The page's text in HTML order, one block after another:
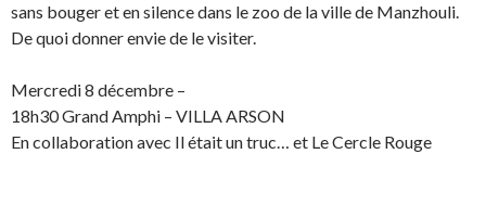
sans bouger et en silence dans le zoo de la ville de Manzhouli.
De quoi donner ­envie de le visiter.
Mercredi 8 décembre –
18h30 Grand Amphi – VILLA ARSON
En collaboration avec Il était un truc… et Le Cercle Rouge